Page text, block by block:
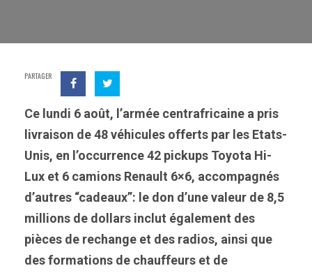
PARTAGER
Ce lundi 6 août, l’armée centrafricaine a pris
livraison de 48 véhicules offerts par les Etats-
Unis, en l’occurrence 42 pickups Toyota Hi-
Lux et 6 camions Renault 6×6, accompagnés
d’autres “cadeaux”: le don d’une valeur de 8,5
millions de dollars inclut également des
pièces de rechange et des radios, ainsi que
des formations de chauffeurs et de